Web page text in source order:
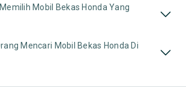
Mobil Bekas Honda Yang
Mencari Mobil Bekas Honda Di